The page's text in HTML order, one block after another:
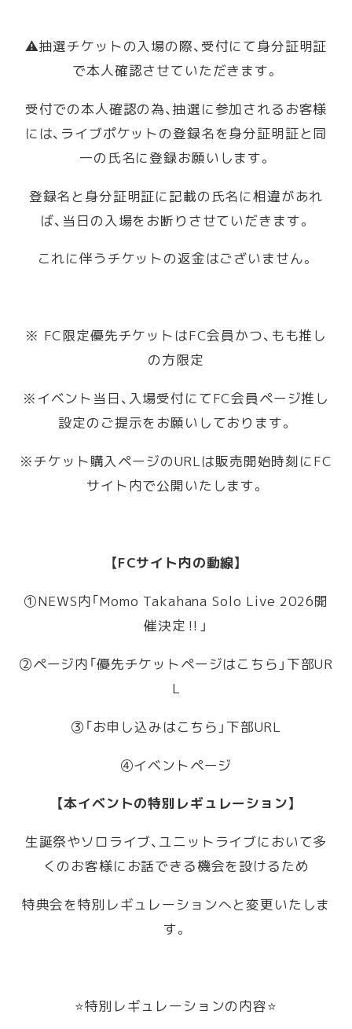
⚠️抽選チケットの入場の際、受付にて身分証明証
で本人確認させていただきます。
受付での本人確認の為、抽選に参加されるお客様
には、ライブポケットの登録名を身分証明証と同
一の氏名に登録お願いします。
登録名と身分証明証に記載の氏名に相違があれ
ば、当日の入場をお断りさせていだきます。
これに伴うチケットの返金はございません。
※ FC限定優先チケットはFC会員かつ、もも推し
の方限定
※イベント当日、入場受付にてFC会員ページ推し
設定のご提示をお願いしております。
※チケット購入ページのURLは販売開始時刻にFC
サイト内で公開いたします。
【FCサイト内の動線】
①NEWS内「Momo Takahana Solo Live 2026開
催決定‼︎」
②ページ内「優先チケットページはこちら」下部UR
L
③「お申し込みはこちら」下部URL
④イベントページ
【本イベントの特別レギュレーション】
生誕祭やソロライブ、ユニットライブにおいて多
くのお客様にお話できる機会を設けるため
特典会を特別レギュレーションへと変更いたしま
す。
⭐️特別レギュレーションの内容⭐️